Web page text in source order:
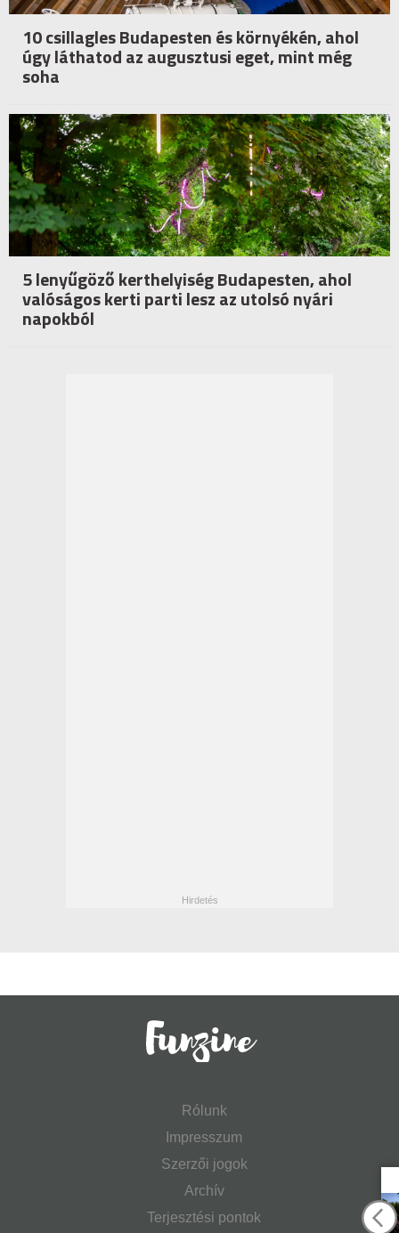
10 csillagles Budapesten és környékén, ahol
úgy láthatod az augusztusi eget, mint még
soha
5 lenyűgöző kerthelyiség Budapesten, ahol
valóságos kerti parti lesz az utolsó nyári
napokból
Rólunk
Impresszum
Szerzői jogok
Archív
Terjesztési pontok